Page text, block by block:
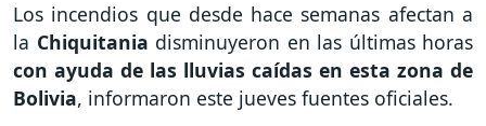
Los incendios que desde hace semanas afectan a
la Chiquitania disminuyeron en las últimas horas
con ayuda de las lluvias caídas en esta zona de
Bolivia, informaron este jueves fuentes oficiales.